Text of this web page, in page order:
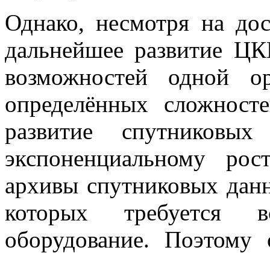
Однако, несмотря на
дальнейшее развитие
возможностей одной
определённых
развитие
экспоненциальному
архивы спутниковых
которых требуется
оборудование. Поэтому